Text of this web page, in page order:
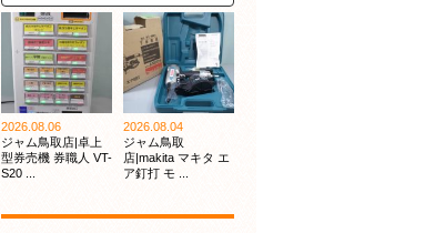
2026.08.06
ジャム鳥取店|卓上
型券売機 券職人 VT-
S20 ...
2026.08.04
ジャム鳥取
店|makita マキタ エ
ア釘打 モ ...